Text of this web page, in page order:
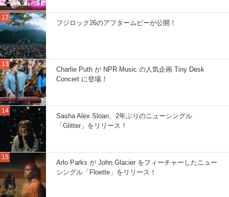
フジロック26のアフタームビーが公開！
Charlie Puth が NPR Music の人気企画 Tiny Desk
Concert に登場！
Sasha Alex Sloan、2年ぶりのニューシングル
「Glitter」をリリース！
Arlo Parks が John Glacier をフィーチャーしたニュー
シングル「Floette」をリリース！